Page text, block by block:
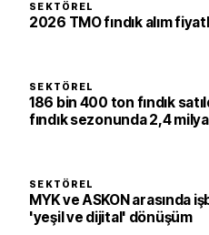
SEKTÖREL
2026 TMO fındık alım
SEKTÖREL
186 bin 400 ton fındık
fındık sezonunda 2,4
SEKTÖREL
MYK ve ASKON arasında
'yeşil ve dijital' dönüşüm